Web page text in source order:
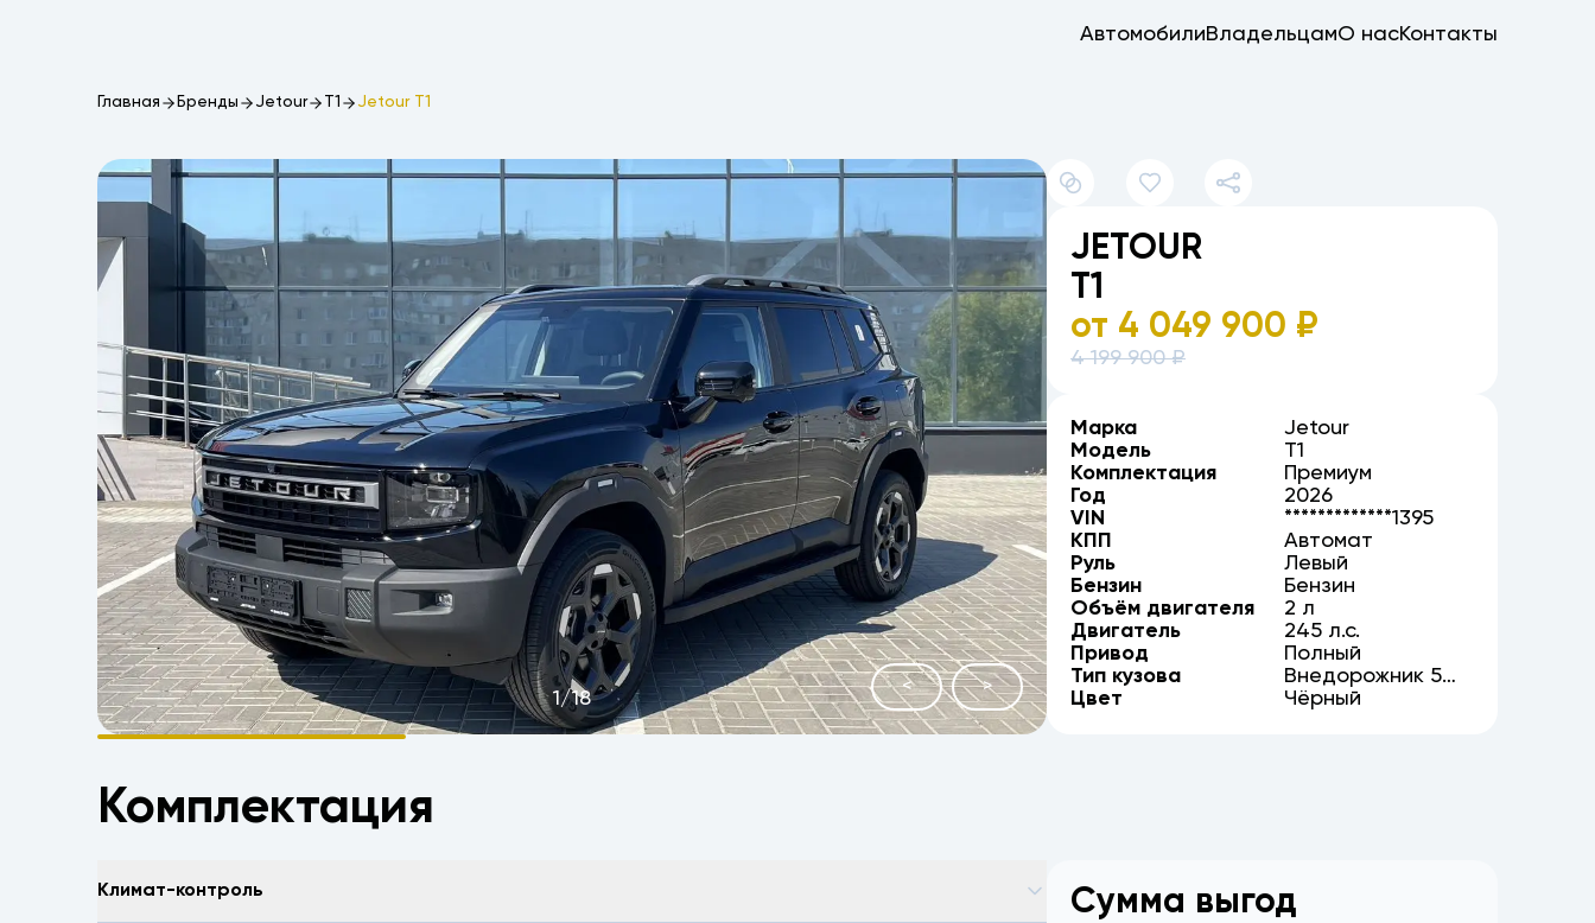
АвтомобилиВладельцамО насКонтакты
Главная Бренды Jetour T1 Jetour T1
< >
1/18
JETOUR
T1
от 4 049 900 ₽
4 199 900₽
Марка
Jetour
Модель
T1
Комплектация
Премиум
Год
2026
VIN
*************1395
КПП
Автомат
Руль
Левый
Бензин
Бензин
Объём двигателя
2 л
Двигатель
245 л.с.
Привод
Полный
Тип кузова
Внедорожник 5
дв.
Цвет Чёрный
Комплектация
Климат-контроль
Сумма выгод